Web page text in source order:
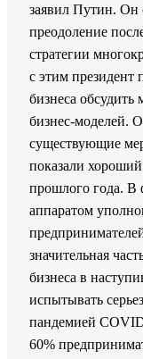
заявил Путин. Он
преодоление
стратегии
с этим президент
бизнеса
бизнес-моделей.
существующие
показали
прошлого года. В
аппаратом
значительная
бизнеса в
испытывать
пандемией
60%